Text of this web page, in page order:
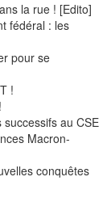
la rue ! [Edito]
fédéral : les
pour se
!
au CSE
Macron-
conquêtes